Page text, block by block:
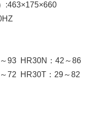
:463×175×660
93 HR30N：42～86
72 HR30T：29～82